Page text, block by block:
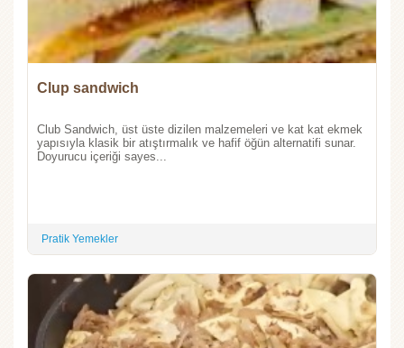
Clup sandwich
Club Sandwich, üst üste dizilen malzemeleri ve kat kat ekmek
yapısıyla klasik bir atıştırmalık ve hafif öğün alternatifi sunar.
Doyurucu içeriği sayes...
Pratik Yemekler